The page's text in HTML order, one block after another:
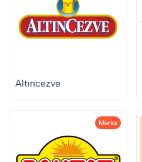
Altıncezve
Marka